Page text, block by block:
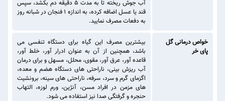
آب جوش ریخته تا به مدت ۵ دقیقه دم بکشد، سپس
قند یا عسل اضافه کرده، به اندازه ۱ فنجان در شبانه روز
به دفعات مصرف نمایید.
خواص درمانی گل
پای خر
بیشترین مصرف این گیاه برای دستگاه تنفسی می
باشد، همچنین از آن به عنوان ادرار آور، خلط آور،
قاعده آور، عرق آور، مقوی، محلل، مسهل و برای درمان
آب ریزش بینی، ناراحتی های دستگاه هضم و معده،
اگزمای گرم و سرد، سرفه، ناراحتی های سینه، برونشیت
های مزمن در افراد مسن، آنژین، ورم لوزه، التهاب
حنجره و گرفتگی صدا نیز استفاده می شود.